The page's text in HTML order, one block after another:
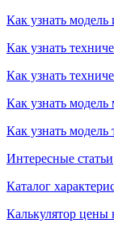
Как узнать
Как узнать
Как узнать
Как узнать модель
Как узнать модель
Интересные статьи
Каталог
Калькулятор цены